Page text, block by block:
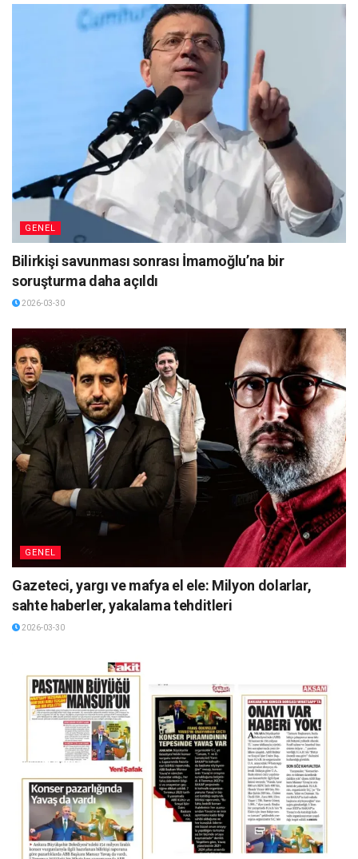
GENEL
Bilirkişi savunması sonrası İmamoğlu’na bir
soruşturma daha açıldı
2026-03-30
GENEL
Gazeteci, yargı ve mafya el ele: Milyon dolarlar,
sahte haberler, yakalama tehditleri
2026-03-30